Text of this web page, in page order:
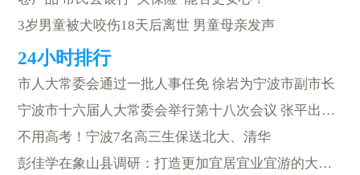
3岁男童被犬咬伤18天后离世 男童母亲发声
市人大常委会通过一批人事任免 徐岩为宁波市副市长
宁波市十六届人大常委会举行第十八次会议 张平出席并讲话
不用高考！宁波7名高三生保送北大、清华
彭佳学在象山县调研：打造更加宜居宜业宜游的大美宁波